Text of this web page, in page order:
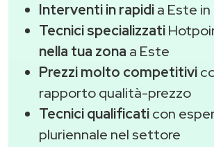
Interventi in rapidia Este
Tecnici specializzati
nella tua zona a Este
Prezzi molto competitivi
rapporto qualità-prezzo
Tecnici qualificaticon
pluriennale nel settore